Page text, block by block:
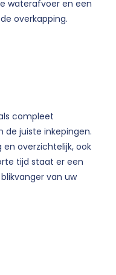
waterafvoer en een
overkapping.
compleet
de juiste inkepingen.
overzichtelijk, ook
tijd staat er een
van uw